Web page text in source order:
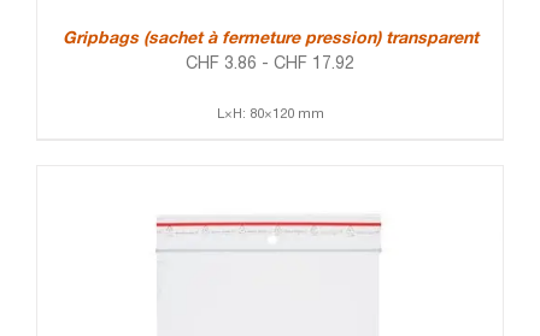
Gripbags (sachet à fermeture pression) transparent
CHF 3.86 - CHF 17.92
L×H: 80×120 mm